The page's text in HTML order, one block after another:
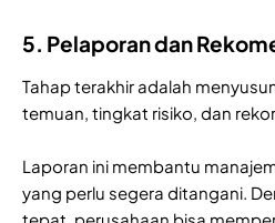
5. Pelaporan dan
Tahap terakhir adalah
temuan, tingkat risiko, dan
Laporan ini membantu
yang perlu segera ditangani.